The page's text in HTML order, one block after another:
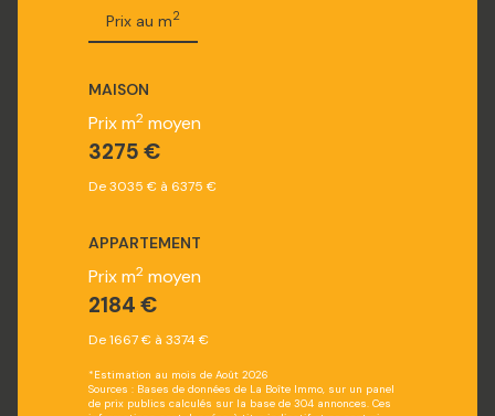
Prix au m2
MAISON
Prix m2 moyen
3275 €
De 3035 € à 6375 €
APPARTEMENT
Prix m2 moyen
2184 €
De 1667 € à 3374 €
*Estimation au mois de Août 2026
Sources : Bases de données de La Boîte Immo, sur un panel
de prix publics calculés sur la base de 304 annonces. Ces